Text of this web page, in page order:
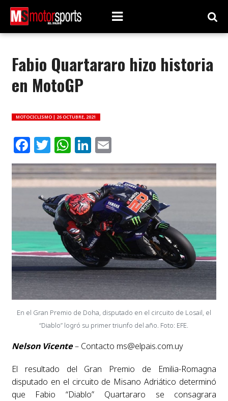
Fabio Quartararo hizo historia
en MotoGP
MOTOCICLISMO | 26 OCTUBRE, 2021
Facebook
Twitter
WhatsApp
LinkedIn
Email
En el Gran Premio de Doha, disputado en el circuito de Losail, el
“Diablo” logró su primer triunfo del año. Foto: EFE.
Nelson Vicente– Contacto ms@elpais.com.uy
El resultado del Gran Premio de Emilia-Romagna
disputado en el circuito de Misano Adriático determinó
que Fabio “Diablo” Quartararo se consagrara